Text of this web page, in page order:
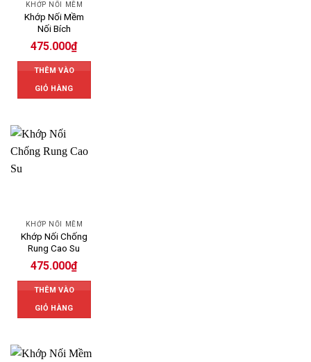
KHỚP NỐI MỀM
Khớp Nối Mềm
Nối Bích
475.000₫
THÊM VÀO
GIỎ HÀNG
KHỚP NỐI MỀM
Khớp Nối Chống
Rung Cao Su
475.000₫
THÊM VÀO
GIỎ HÀNG